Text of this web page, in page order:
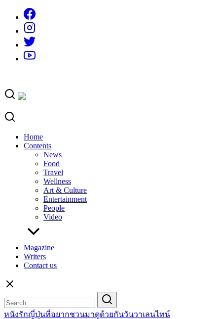
content
Home
Contents
News
Food
Travel
Wellness
Art & Culture
Entertainment
People
Video
Magazine
Writers
Contact us
for:
หนังรักญี่ปุ่นที่อยากชวนมาดูด้วยกันวันวาเลนไทน์